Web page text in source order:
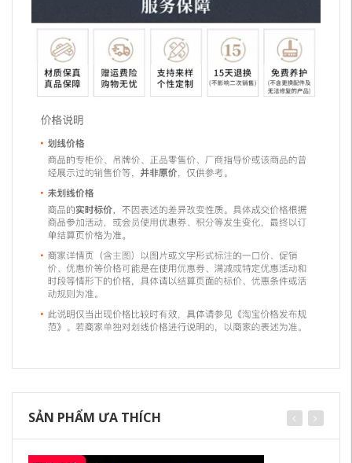
SẢN PHẨM ƯA THÍCH